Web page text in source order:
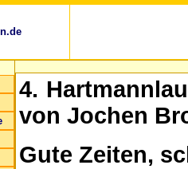
4.
von Jochen
Gute Zeiten,